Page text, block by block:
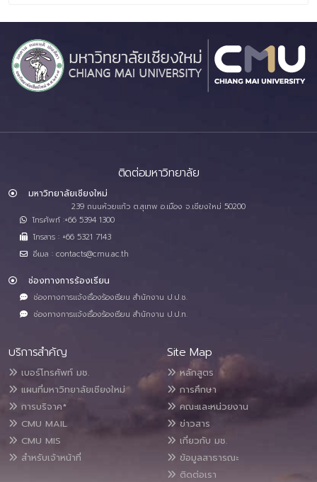
ติดต่อมหาวิทยาลัย
มหาวิทยาลัยเชียงใหม่
239 ถนนห้วยแก้ว ต.สุเทพ อ.เมือง จ.เชียงใหม่ 50200
โทรศัพท์ :+66 5394 1300
โทรสาร : +66 5321 7143
อีเมล : contacts@cmu.ac.th
ช่องทางการร้องเรียน
ช่องทางการแจ้งเรื่องร้องเรียน สำนักงาน ป.ป.ช.
ช่องทางการแจ้งเรื่องร้องเรียน สำนักงาน ป.ป.ท.
บริการสำคัญ
เบอร์โทรศัพท์ มช.
แผนที่มหาวิทยาลัยเชียงใหม่
การบริจาค*
CMU MAIL
CMU MIS
สำหรับเจ้าหน้าที่
Site Map
หลักสูตร
การศึกษา
คณะและหน่วยงาน
ข่าวสาร
เกี่ยวกับ มช.
ข้อมูลสาธารณะ
ติดต่อเรา